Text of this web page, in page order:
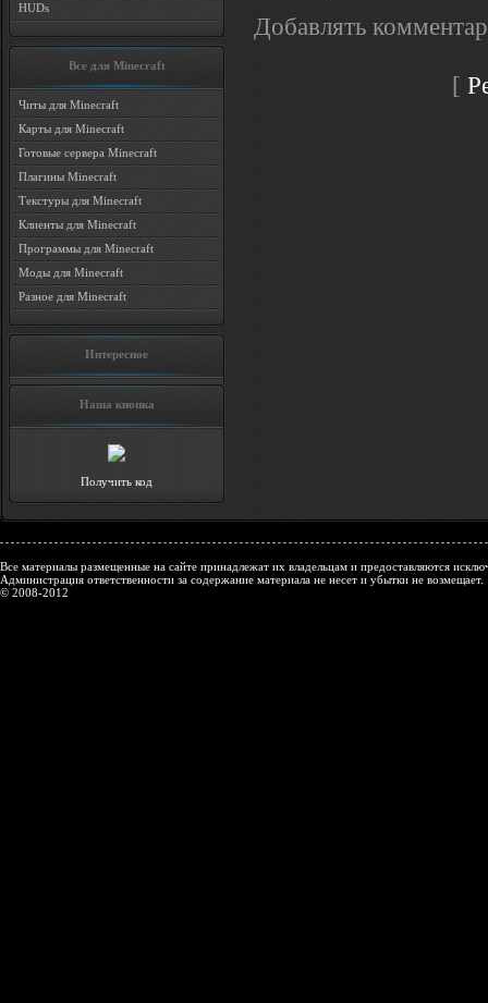
HUDs
Все для Minecraft
Читы для Minecraft
Карты для Minecraft
Готовые сервера Minecraft
Плагины Minecraft
Текстуры для Minecraft
Клиенты для Minecraft
Программы для Minecraft
Моды для Minecraft
Разное для Minecraft
Интересное
Наша кнопка
Получить код
Добавлять
[
Все материалы размещенные на сайте принадлежат их владельцам и предоставляются
Администрация ответственности за содержание материала не несет и убытки не возмещает.
© 2008-2012